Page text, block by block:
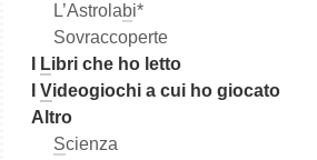
L’Astrolabi*
Sovraccoperte
Libri che ho letto
Videogiochi a cui ho giocato
Altro
Scienza